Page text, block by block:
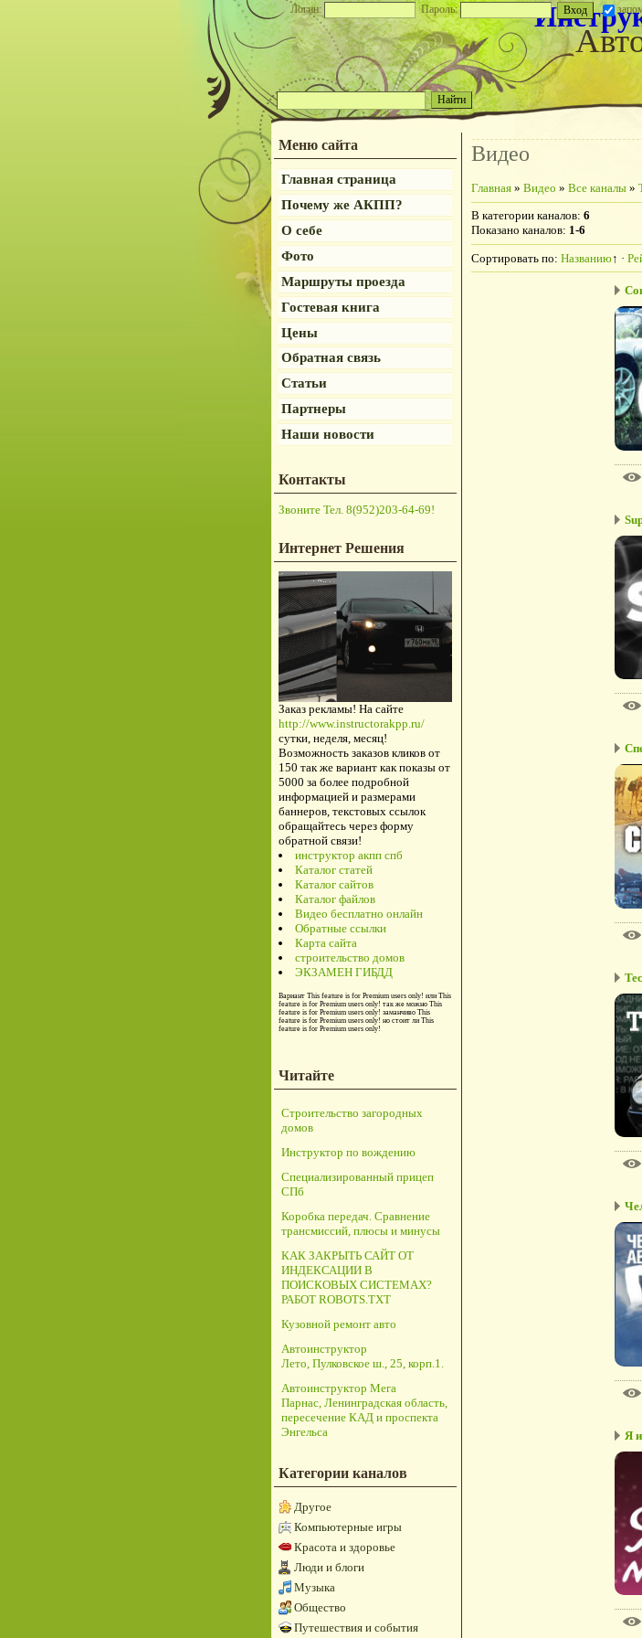
Логин: Пароль:
Меню сайта
Главная страница
Почему же АКПП?
О себе
Фото
Маршруты проезда
Гостевая книга
Цены
Обратная связь
Статьи
Партнеры
Наши новости
Контакты
Звоните Тел. 8(952)203-64-69!
Интернет Решения
Заказ рекламы! На сайте
http://www.instructorakpp.ru/
сутки, неделя, месяц!
Возможность заказов кликов от
150 так же вариант как показы от
5000 за более подробной
информацией и размерами
баннеров, текстовых ссылок
обращайтесь через форму
обратной связи!
инструктор акпп спб
Каталог статей
Каталог сайтов
Каталог файлов
Видео бесплатно онлайн
Обратные ссылки
Карта сайта
строительство домов
ЭКЗАМЕН ГИБДД
Вариант This feature is for Premium users only! или This
feature is for Premium users only! так же можно This
feature is for Premium users only! заманчиво This
feature is for Premium users only! но стоит ли This
feature is for Premium users only!
Читайте
Строительство загородных
домов
Инструктор по вождению
Специализированный прицеп
СПб
Коробка передач. Сравнение
трансмиссий, плюсы и минусы
КАК ЗАКРЫТЬ САЙТ ОТ
ИНДЕКСАЦИИ В
ПОИСКОВЫХ СИСТЕМАХ?
РАБОТ ROBOTS.TXT
Кузовной ремонт авто
Автоинструктор
Лето, Пулковское ш., 25, корп.1.
Автоинструктор Мега
Парнас, Ленинградская область,
пересечение КАД и проспекта
Энгельса
Категории каналов
Другое
Компьютерные игры
Красота и здоровье
Люди и блоги
Музыка
Общество
Путешествия и события
Видео
Главная» Видео » Все каналы»
В категории каналов: 6
Показано каналов: 1-6
Сортировать по: Названию↑ ·
Я